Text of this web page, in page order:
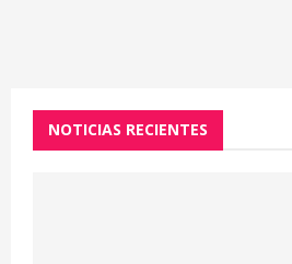
NOTICIAS RECIENTES